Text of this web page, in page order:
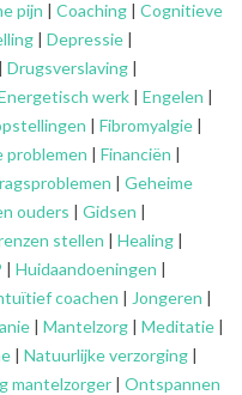
pijn | Coaching | Cognitieve
| Depressie |
| Drugsverslaving |
werk | Engelen |
| Fibromyalgie |
problemen | Financiën |
| Geheime
ouders | Gidsen |
stellen | Healing |
| Huidaandoeningen |
coachen | Jongeren |
| Mantelzorg | Meditatie |
| Natuurlijke verzorging |
mantelzorger | Ontspannen